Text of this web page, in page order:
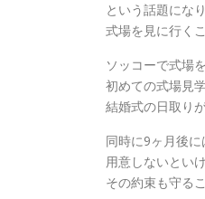
という話題になり
式場を見に行く
ソッコーで式場
初めての式場見
結婚式の日取り
同時に9ヶ月後
用意しないとい
その約束も守る